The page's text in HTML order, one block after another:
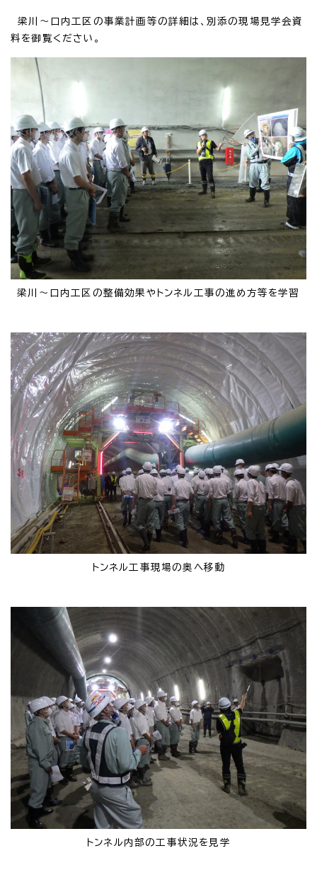
梁川～口内工区の事業計画等の詳細は、別添の現場見学会資
料を御覧ください。
梁川～口内工区の整備効果やトンネル工事の進め方等を学習
トンネル工事現場の奥へ移動
トンネル内部の工事状況を見学